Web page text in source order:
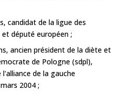
candidat de la ligue des
député européen ;
ancien président de la diète et
de Pologne (sdpl),
de la gauche
2004 ;